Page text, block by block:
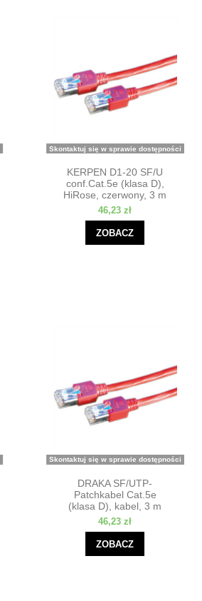
Skontaktuj się w sprawie dostępności
KERPEN D1-20 SF/U
conf.Cat.5e (klasa D),
HiRose, czerwony, 3 m
46,23 zł
ZOBACZ
Skontaktuj się w sprawie dostępności
DRAKA SF/UTP-
Patchkabel Cat.5e
(klasa D), kabel, 3 m
46,23 zł
ZOBACZ